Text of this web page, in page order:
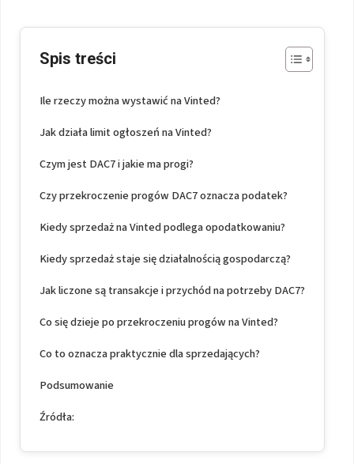
Spis treści
Ile rzeczy można wystawić na Vinted?
Jak działa limit ogłoszeń na Vinted?
Czym jest DAC7 i jakie ma progi?
Czy przekroczenie progów DAC7 oznacza podatek?
Kiedy sprzedaż na Vinted podlega opodatkowaniu?
Kiedy sprzedaż staje się działalnością gospodarczą?
Jak liczone są transakcje i przychód na potrzeby DAC7?
Co się dzieje po przekroczeniu progów na Vinted?
Co to oznacza praktycznie dla sprzedających?
Podsumowanie
Źródła: